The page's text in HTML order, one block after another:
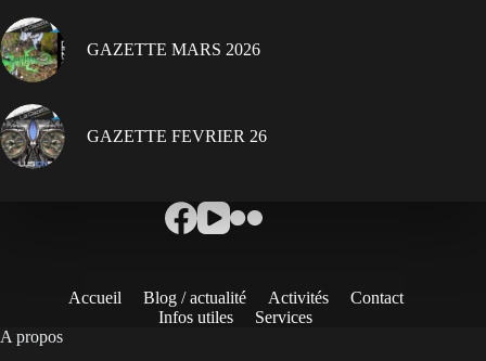
GAZETTE MARS 2026
GAZETTE FEVRIER 26
Accueil Blog / actualité Activités
Contact
Infos utiles
Services
A propos